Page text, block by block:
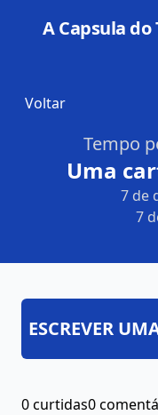
A Capsula do
Voltar
Tempo
Uma
7 de
7
0 curtidas0
ESCREVER